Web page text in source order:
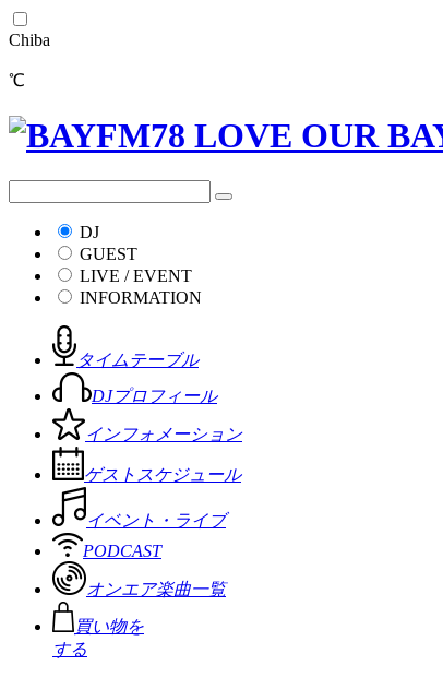
Chiba
℃
DJ
GUEST
LIVE / EVENT
INFORMATION
タイムテーブル
DJプロフィール
インフォメーション
ゲストスケジュール
イベント・ライブ
PODCAST
オンエア楽曲一覧
買い物を
する